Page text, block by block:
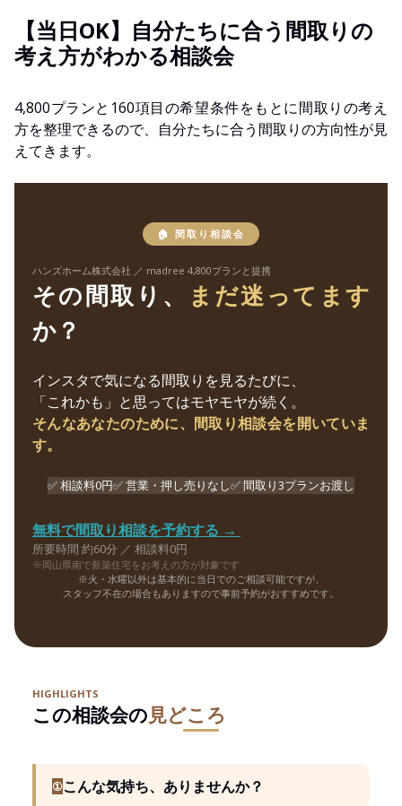
【当日OK】自分たちに合う間取りの
考え方がわかる相談会
4,800プランと160項目の希望条件をもとに間取りの考え
方を整理できるので、自分たちに合う間取りの方向性が見
えてきます。
🏠 間取り相談会
ハンズホーム株式会社 ／ madree 4,800プランと提携
その間取り、
まだ迷ってます
か？
インスタで気になる間取りを見るたびに、
「これかも」と思ってはモヤモヤが続く。
そんなあなたのために、間取り相談会を開いていま
す。
✅ 相談料0円✅ 営業・押し売りなし✅ 間取り3プランお渡し
無料で間取り相談を予約する →
所要時間 約60分 ／ 相談料0円
※岡山県南で新築住宅をお考えの方が対象です
※火・水曜以外は基本的に当日でのご相談可能ですが、
スタッフ不在の場合もありますので事前予約がおすすめです。
HIGHLIGHTS
この相談会の見どころ
①こんな気持ち、ありませんか？